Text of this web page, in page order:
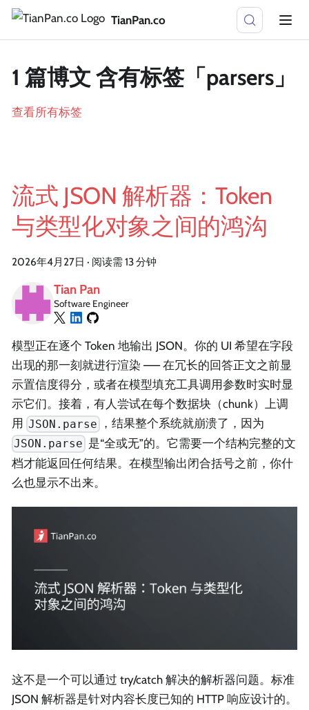
TianPan.co
1 篇博文 含有标签「parsers」
查看所有标签
流式 JSON 解析器：Token
与类型化对象之间的鸿沟
2026年4月27日 · 阅读需 13 分钟
Tian Pan
Software Engineer
模型正在逐个 Token 地输出 JSON。你的 UI 希望在字段
出现的那一刻就进行渲染 —— 在冗长的回答正文之前显
示置信度得分，或者在模型填充工具调用参数时实时显
示它们。接着，有人尝试在每个数据块（chunk）上调
用 JSON.parse ，结果整个系统就崩溃了，因为
JSON.parse 是“全或无”的。它需要一个结构完整的文
档才能返回任何结果。在模型输出闭合括号之前，你什
么也显示不出来。
这不是一个可以通过 try/catch 解决的解析器问题。标准
JSON 解析器是针对内容长度已知的 HTTP 响应设计的。